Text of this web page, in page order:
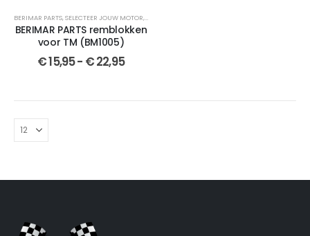
BERIMAR PARTS,SELECTEER JOUW MOTOR,MX 80
BERIMAR PARTS remblokken
voor TM (BM1005)
€15,95- €22,95